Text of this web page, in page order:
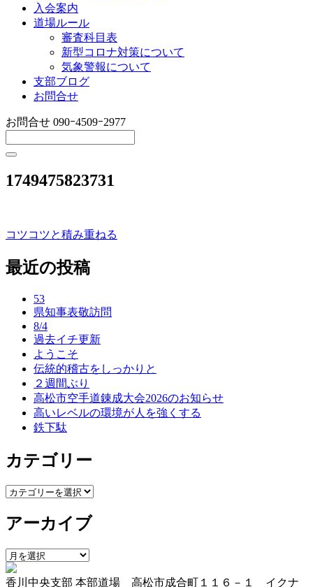
入会案内
道場ルール
審査科目表
新型コロナ対策について
気象警報について
支部ブログ
お問合せ
お問合せ 090ｰ4509ｰ2977
1749475823731
投
稿
コツコツと積み重ねる
最近の投稿
53
県知事表敬訪問
8/4
過去イチ更新
ようこそ
伝統的稽古をしっかりと
２週間ぶり
高松市空手道錬成大会2026のお知らせ
高いレベルの環境が人を強くする
鉄下駄
カテゴリー
カ
ゴ
ー
アーカイブ
ア
ー
カ
香川中央支部 本部道場 高松市成合町１１６－１ イクナ